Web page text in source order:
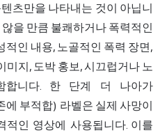
츠만을 나타내는 것이 아닙니
을 만큼 불쾌하거나 폭력적인
적인 내용, 노골적인 폭력 장면,
미지, 도박 홍보, 시끄럽거나 노
합니다. 한 단계 더 나아가
에 부적합) 라벨은 실제 사망이
적인 영상에 사용됩니다. 이를